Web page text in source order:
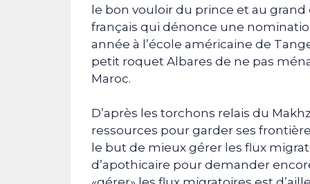
le bon vouloir du prince et au
français qui dénonce une
année à l’école américaine de
petit roquet Albares de ne pas
Maroc.
D’après les torchons relais du
ressources pour garder ses
le but de mieux gérer les flux
d’apothicaire pour demander